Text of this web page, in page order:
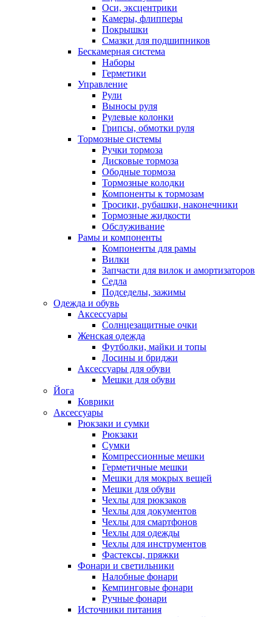
Оси, эксцентрики
Камеры, флипперы
Покрышки
Смазки для подшипников
Бескамерная система
Наборы
Герметики
Управление
Рули
Выносы руля
Рулевые колонки
Грипсы, обмотки руля
Тормозные системы
Ручки тормоза
Дисковые тормоза
Ободные тормоза
Тормозные колодки
Компоненты к тормозам
Тросики, рубашки, наконечники
Тормозные жидкости
Обслуживание
Рамы и компоненты
Компоненты для рамы
Вилки
Запчасти для вилок и амортизаторов
Седла
Подседелы, зажимы
Одежда и обувь
Аксессуары
Солнцезащитные очки
Женская одежда
Футболки, майки и топы
Лосины и бриджи
Аксессуары для обуви
Мешки для обуви
Йога
Коврики
Аксессуары
Рюкзаки и сумки
Рюкзаки
Сумки
Компрессионные мешки
Герметичные мешки
Мешки для мокрых вещей
Мешки для обуви
Чехлы для рюкзаков
Чехлы для документов
Чехлы для смартфонов
Чехлы для одежды
Чехлы для инструментов
Фастексы, пряжки
Фонари и светильники
Налобные фонари
Кемпинговые фонари
Ручные фонари
Источники питания